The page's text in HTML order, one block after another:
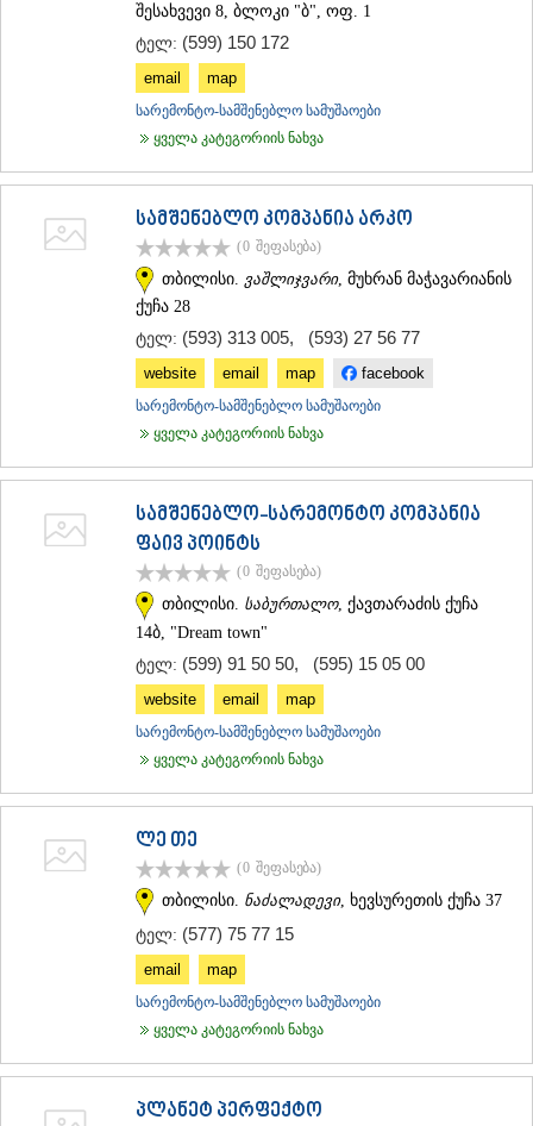
შესახვევი 8, ბლოკი "ბ", ოფ. 1
ტელ: (599) 150 172
email map
სარემონტო-სამშენებლო სამუშაოები
ყველა კატეგორიის ნახვა
სამშენებლო კომპანია არკო
(0 შეფასება)
თბილისი. ვაშლიჯვარი, მუხრან მაჭავარიანის
ქუჩა 28
ტელ: (593) 313 005, (593) 27 56 77
website email map facebook
სარემონტო-სამშენებლო სამუშაოები
ყველა კატეგორიის ნახვა
სამშენებლო-სარემონტო კომპანია
ფაივ პოინტს
(0 შეფასება)
თბილისი. საბურთალო, ქავთარაძის ქუჩა
14ბ, "Dream town"
ტელ: (599) 91 50 50, (595) 15 05 00
website email map
სარემონტო-სამშენებლო სამუშაოები
ყველა კატეგორიის ნახვა
ლე თე
(0 შეფასება)
თბილისი. ნაძალადევი, ხევსურეთის ქუჩა 37
ტელ: (577) 75 77 15
email map
სარემონტო-სამშენებლო სამუშაოები
ყველა კატეგორიის ნახვა
პლანეტ პერფექტო